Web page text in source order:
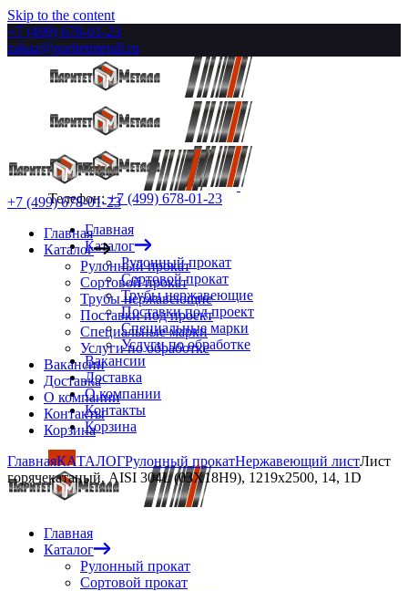
Skip to the content
+7 (499) 678-01-23
zakaz@paritetmetall.ru
Телефон:+7 (499) 678-01-23
Главная
Каталог
Рулонный прокат
Сортовой прокат
Трубы нержавеющие
Поставки под проект
Специальные марки
Услуги по обработке
Вакансии
Доставка
О компании
Контакты
Корзина
Главная
Каталог
Рулонный прокат
Сортовой прокат
+7 (499) 678-01-23
Главная
Каталог
Рулонный прокат
Сортовой прокат
Трубы нержавеющие
Поставки под проект
Специальные марки
Услуги по обработке
Вакансии
Доставка
О компании
Контакты
Корзина
ГлавнаяКАТАЛОГРулонный прокатНержавеющий листЛист
горячекатаный, AISI 304L (03Х18Н9), 1219х2500, 14, 1D